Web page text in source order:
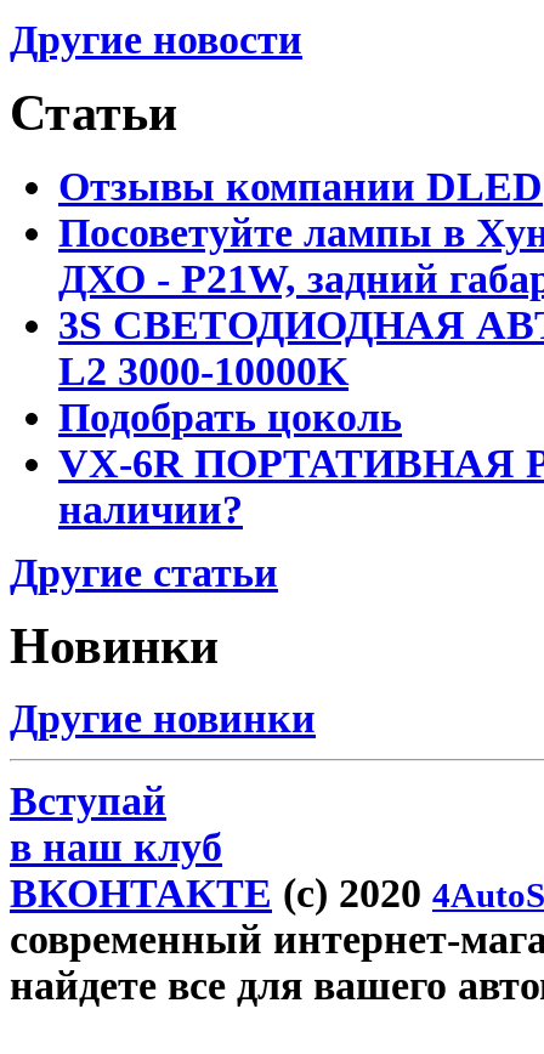
Другие новости
Статьи
Отзывы компании DLED
Посоветуйте лампы в
ДХО - P21W, задний
3S СВЕТОДИОДНАЯ
L2 3000-10000K
Подобрать цоколь
VX-6R ПОРТАТИВНАЯ
наличии?
Другие статьи
Новинки
Другие новинки
Вступай
в наш клуб
ВКОНТАКТЕ (c) 2020
современный интернет-
найдете все для вашего